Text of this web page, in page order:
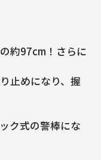
約97cm！さらに
止めになり、握
ク式の警棒にな